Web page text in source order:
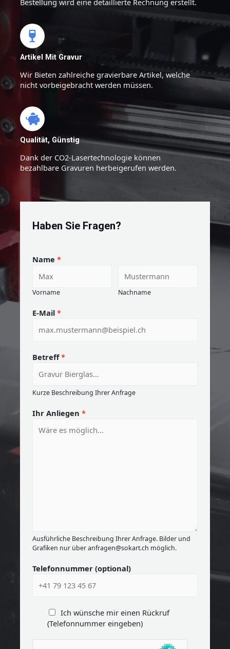
Bestellung wird eine detaillierte Rechnung erstellt.
Artikel Mit Gravur
Wir Bieten zahlreiche gravierbare Artikel, welche
nicht vorbeigebracht werden müssen.
Qualität, Günstig
Dank der CO2-Lasertechnologie können
bezahlbare Gravuren herbeigerufen werden.
Haben Sie Fragen?
Name *
Vorname Nachname
E-Mail *
Betreff*
Kurze Beschreibung Ihrer Anfrage
Ihr Anliegen *
Ausführliche Beschreibung Ihrer Anfrage. Bilder und
Grafiken nur über anfragen@sokart.ch möglich.
Telefonnummer (optional)
Ich wünsche mir einen Rückruf
(Telefonnummer eingeben)